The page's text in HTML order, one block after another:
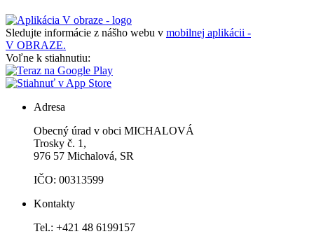
Sledujte informácie z nášho webu v mobilnej aplikácii -
V OBRAZE.
Voľne k stiahnutiu:
Adresa
Obecný úrad v obci MICHALOVÁ
Trosky č. 1,
976 57 Michalová, SR
IČO: 00313599
Kontakty
Tel.: +421 48 6199157